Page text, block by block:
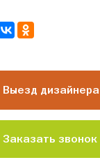
Выезд дизайнера
Заказать звонок